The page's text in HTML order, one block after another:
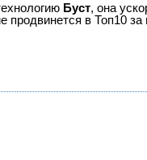
Буст, она
продвинется в Топ10 за